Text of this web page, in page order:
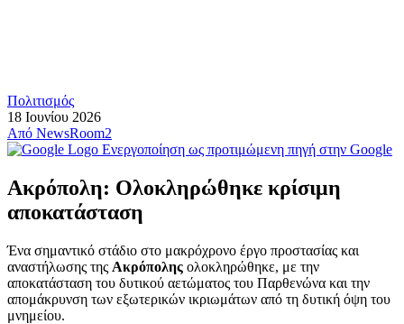
Πολιτισμός
18 Ιουνίου 2026
Από NewsRoom2
Ενεργοποίηση ως προτιμώμενη πηγή στην Google
Ακρόπολη: Ολοκληρώθηκε κρίσιμη
αποκατάσταση
Ένα σημαντικό στάδιο στο μακρόχρονο έργο προστασίας και
αναστήλωσης της Ακρόπολης ολοκληρώθηκε, με την
αποκατάσταση του δυτικού αετώματος του Παρθενώνα και την
απομάκρυνση των εξωτερικών ικριωμάτων από τη δυτική όψη του
μνημείου.